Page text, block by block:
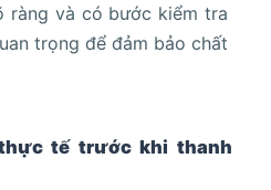
ràng và có bước kiểm tra
trọng để đảm bảo chất
tế trước khi thanh